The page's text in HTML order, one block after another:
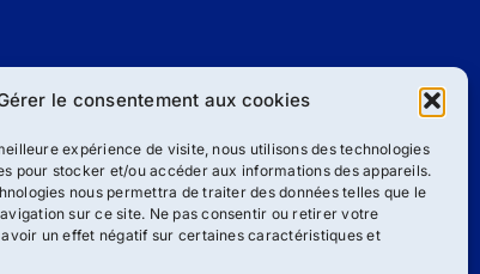
le consentement aux cookies
expérience de visite, nous utilisons des technologies
pour stocker et/ou accéder aux informations des appareils.
nous permettra de traiter des données telles que le
sur ce site. Ne pas consentir ou retirer votre
un effet négatif sur certaines caractéristiques et